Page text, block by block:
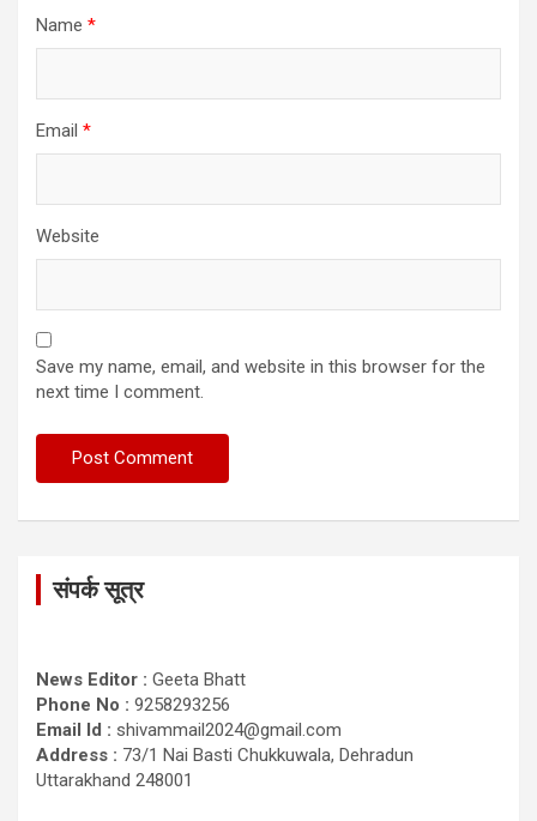
Name *
Email *
Website
Save my name, email, and website in this browser for the
next time I comment.
संपर्क सूत्र
News Editor : Geeta Bhatt
Phone No : 9258293256
Email Id : shivammail2024@gmail.com
Address : 73/1 Nai Basti Chukkuwala, Dehradun
Uttarakhand 248001